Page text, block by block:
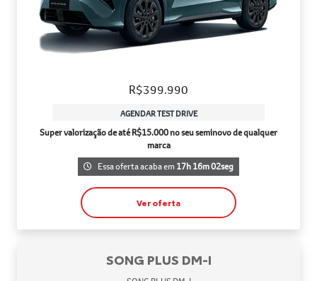
R$399.990
AGENDAR TEST DRIVE
Super valorização de até R$15.000 no seu seminovo de qualquer
marca
Essa oferta acaba em 17h 16m 02seg
Ver oferta
SONG PLUS DM-I